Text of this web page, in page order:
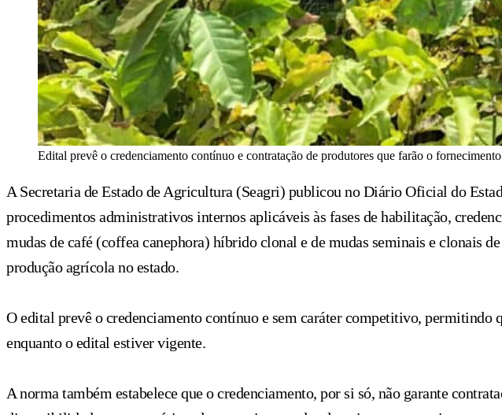
Edital prevê o credenciamento contínuo e contratação de produtores que farão o
A Secretaria de Estado de Agricultura (Seagri) publicou no Diário Oficial do
procedimentos administrativos internos aplicáveis às fases de habilitação,
mudas de café (coffea canephora) híbrido clonal e de mudas seminais e clonais
produção agrícola no estado.
O edital prevê o credenciamento contínuo e sem caráter competitivo, permitindo
enquanto o edital estiver vigente.
A norma também estabelece que o credenciamento, por si só, não garante